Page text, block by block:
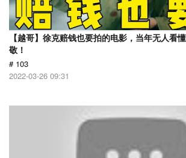
【越哥】徐克赔钱也要拍的电影，当年无人看
敬！
# 103
2022-03-26 09:31